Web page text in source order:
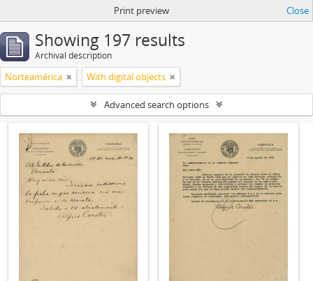
Print preview Close
Showing 197 results
Archival description
Norteamérica With digital objects
Advanced search options